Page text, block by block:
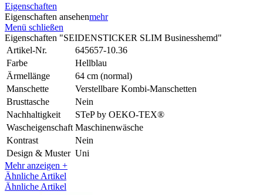
Eigenschaften
Eigenschaften ansehenmehr
Menü schließen
Eigenschaften "SEIDENSTICKER SLIM Businesshemd"
Artikel-Nr.
645657-10.36
Farbe
Hellblau
Ärmellänge
64 cm (normal)
Manschette
Verstellbare Kombi-Manschetten
Brusttasche
Nein
Nachhaltigkeit
STeP by OEKO-TEX®
Wascheigenschaft Maschinenwäsche
Kontrast
Nein
Design & Muster Uni
Mehr anzeigen +
Ähnliche Artikel
Ähnliche Artikel